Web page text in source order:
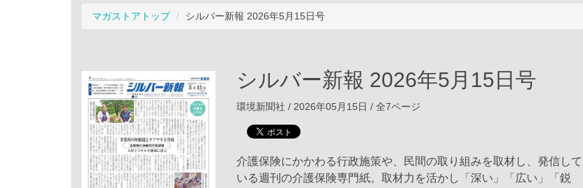
マガストアトップ シルバー新報 2026年5月15日号
シルバー新報 2026年5月15日号
環境新聞社 / 2026年05月15日 / 全7ページ
介護保険にかかわる行政施策や、民間の取り組みを取材し、発信して
いる週刊の介護保険専門紙。取材力を活かし「深い」「広い」「鋭